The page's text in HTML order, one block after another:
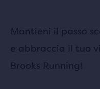
Mantieni il passo
e abbraccia il tuo
Brooks Running!